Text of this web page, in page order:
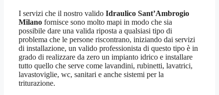
I servizi che il nostro valido Idraulico Sant’Ambrogio
Milano fornisce sono molto mapi in modo che sia
possibile dare una valida riposta a qualsiasi tipo di
problema che le persone riscontrano, iniziando dai servizi
di installazione, un valido professionista di questo tipo è in
grado di realizzare da zero un impianto idrico e installare
tutto quello che serve come lavandini, rubinetti, lavatrici,
lavastoviglie, wc, sanitari e anche sistemi per la
triturazione.